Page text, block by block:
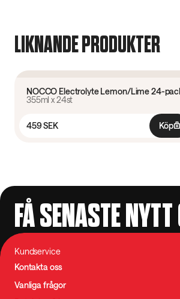
LIKNANDE PRODUKTER
NOCCO Electrolyte Lemon/Lime 24-
355ml x 24st
459 SEK Köp
FÅ SENASTE
Kundservice
Kontakta oss
Vanliga frågor